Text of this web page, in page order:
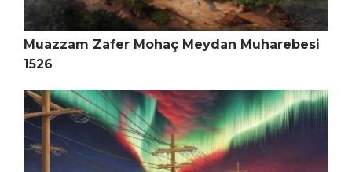
Muazzam Zafer Mohaç Meydan Muharebesi
1526